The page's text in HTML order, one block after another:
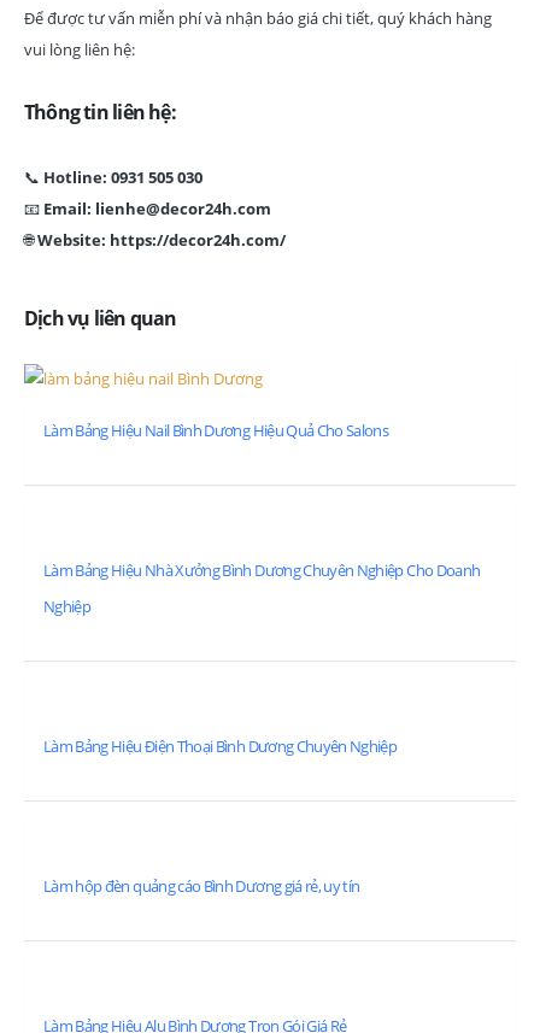
Để được tư vấn miễn phí và nhận báo giá chi tiết, quý khách hàng
vui lòng liên hệ:
Thông tin liên hệ:
📞 Hotline: 0931 505 030
📧 Email: lienhe@decor24h.com
🌐Website: https://decor24h.com/
Dịch vụ liên quan
Làm Bảng Hiệu Nail Bình Dương Hiệu Quả Cho Salons
Làm Bảng Hiệu Nhà Xưởng Bình Dương Chuyên Nghiệp Cho Doanh
Nghiệp
Làm Bảng Hiệu Điện Thoại Bình Dương Chuyên Nghiệp
Làm hộp đèn quảng cáo Bình Dương giá rẻ, uy tín
Làm Bảng Hiệu Alu Bình Dương Trọn Gói Giá Rẻ